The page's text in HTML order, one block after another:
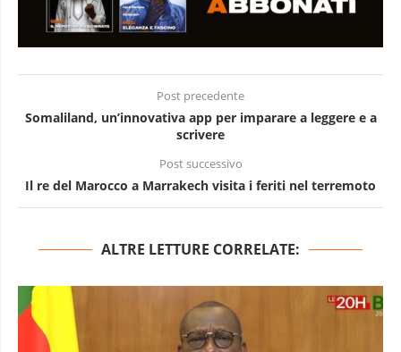
Post precedente
Somaliland, un’innovativa app per imparare a leggere e a
scrivere
Post successivo
Il re del Marocco a Marrakech visita i feriti nel terremoto
ALTRE LETTURE CORRELATE: